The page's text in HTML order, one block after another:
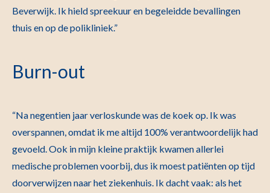
Beverwijk. Ik hield spreekuur en begeleidde bevallingen
thuis en op de polikliniek.”
Burn-out
“Na negentien jaar verloskunde was de koek op. Ik was
overspannen, omdat ik me altijd 100% verantwoordelijk had
gevoeld. Ook in mijn kleine praktijk kwamen allerlei
medische problemen voorbij, dus ik moest patiënten op tijd
doorverwijzen naar het ziekenhuis. Ik dacht vaak: als het